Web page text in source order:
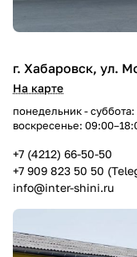
г. Хабаровск, ул.
На карте
понедельник -
воскресенье:
+7 (4212) 66-50-50
+7 909 823 50 50
info@inter-shini.ru